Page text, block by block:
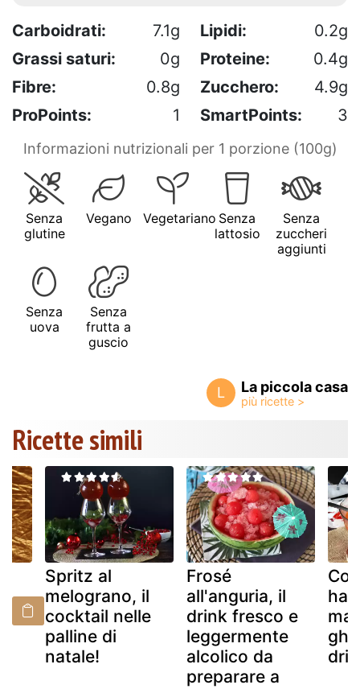
Carboidrati: 7.1g Lipidi:
0.2g
Grassi saturi:
0g Proteine:
0.4g
Fibre:
0.8g Zucchero:
4.9g
ProPoints:
1 SmartPoints: 3
Informazioni nutrizionali per 1 porzione (100g)
Senza
glutine
Vegano Vegetariano Senza
lattosio
Senza
zuccheri
aggiunti
Senza
uova
Senza
frutta a
guscio
L La piccola casa
Ricette simili
Spritz al
melograno, il
cocktail nelle
palline di
natale!
Frosé
all'anguria, il
drink fresco e
leggermente
alcolico da
preparare a